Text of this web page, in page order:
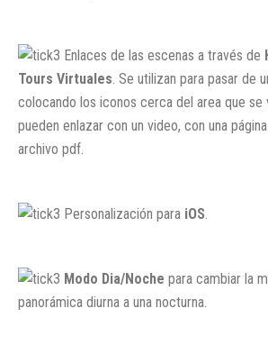
Enlaces de las escenas a través de
Tours Virtuales . Se utilizan para pasar de
colocando los iconos cerca del area que se
pueden enlazar con un video, con una
archivo pdf.
Personalización para iOS
Modo Dia/Noche para cambiar la
panorámica diurna a una nocturna.